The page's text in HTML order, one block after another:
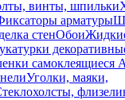
винты, шпильки
арматуры
стенОбои
самоклеящиеся
Уголки, маяки,